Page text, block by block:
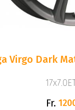
Virgo Dark
Fr.